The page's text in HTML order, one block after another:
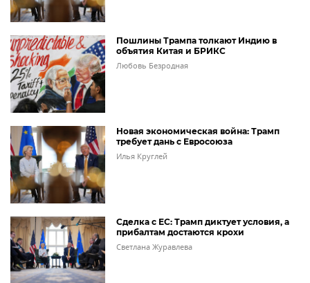
Пошлины Трампа толкают Индию в
объятия Китая и БРИКС
Любовь Безродная
Новая экономическая война: Трамп
требует дань с Евросоюза
Илья Круглей
Сделка с ЕС: Трамп диктует условия, а
прибалтам достаются крохи
Светлана Журавлева